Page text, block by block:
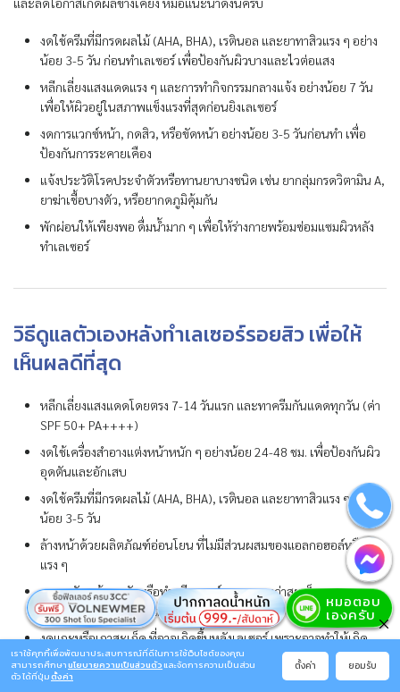
งดใช้ครีมที่มีกรดผลไม้ (AHA, BHA), เรตินอล และยาทาสิวแรง ๆ อย่าง
น้อย 3-5 วัน ก่อนทำเลเซอร์ เพื่อป้องกันผิวบางและไวต่อแสง
หลีกเลี่ยงแสงแดดแรง ๆ และการทำกิจกรรมกลางแจ้ง อย่างน้อย 7 วัน
เพื่อให้ผิวอยู่ในสภาพแข็งแรงที่สุดก่อนยิงเลเซอร์
งดการแวกซ์หน้า, กดสิว, หรือขัดหน้า อย่างน้อย 3-5 วันก่อนทำ เพื่อ
ป้องกันการระคายเคือง
แจ้งประวัติโรคประจำตัวหรือทานยาบางชนิด เช่น ยากลุ่มกรดวิตามิน A,
ยาฆ่าเชื้อบางตัว, หรือยากดภูมิคุ้มกัน
พักผ่อนให้เพียงพอ ดื่มน้ำมาก ๆ เพื่อให้ร่างกายพร้อมซ่อมแซมผิวหลัง
ทำเลเซอร์
วิธีดูแลตัวเองหลังทำเลเซอร์รอยสิว เพื่อให้
เห็นผลดีที่สุด
หลีกเลี่ยงแสงแดดโดยตรง 7-14 วันแรก และทาครีมกันแดดทุกวัน (ค่า
SPF 50+ PA++++)
งดใช้เครื่องสำอางแต่งหน้าหนัก ๆ อย่างน้อย 24-48 ชม. เพื่อป้องกันผิว
อุดตันและอักเสบ
งดใช้ครีมที่มีกรดผลไม้ (AHA, BHA), เรตินอล และยาทาสิวแรง ๆ อย่าง
น้อย 3-5 วัน
ล้างหน้าด้วยผลิตภัณฑ์อ่อนโยน ที่ไม่มีส่วนผสมของแอลกอฮอล์หรือกรด
แรง ๆ
งดการขัดหน้า สครับหรือทำทรีตเมนต์แรง ๆ จนกว่าสะเก็ดจะหลุดและ
ผิวฟื้นตัวเต็มที่ (ประมาณ 5-7 วัน)
งดแกะหรือเกาสะเก็ด ที่อาจเกิดขึ้นหลังเลเซอร์ เพราะอาจทำให้เกิด
รอยแผลเป็นหรือรอยดำได้
ทาครีมบำรุงและยาที่แพทย์สั่ง อย่างสม่ำเสมอ เพื่อช่วยลดการอักเสบ
เราใช้คุกกี้เพื่อพัฒนาประสบการณ์ที่ดีในการใช้เว็บไซต์ของคุณ
สามารถศึกษานโยบายความเป็นส่วนตัว และจัดการความเป็นส่วน
ตัว ได้ที่ปุ่มตั้งค่า
ตั้งค่า ยอมรับ